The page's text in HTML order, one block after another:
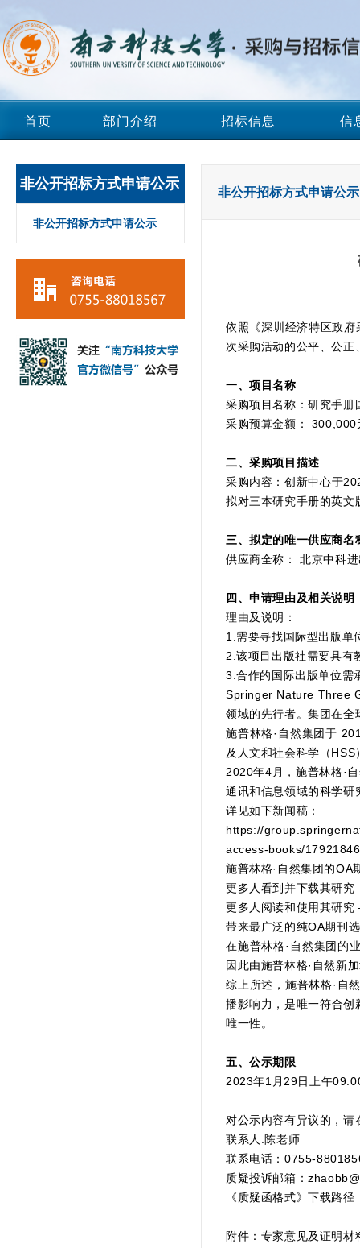
首页 部门介绍 招标信息 信
非公开招标方式申请公示
非公开招标方式申请公示
非公开招标方式申请公示
依照《深圳经济特区政
次采购活动的公平、公
一、项目名称
采购项目名称：研究手册
采购预算金额： 300,000
二、采购项目描述
采购内容：创新中心于
拟对三本研究手册的英文
三、拟定的唯一供应商名
供应商全称： 北京中科
四、申请理由及相关说明
理由及说明：
1.需要寻找国际型出版单
2.该项目出版社需要具有
3.合作的国际出版单位需
Springer Nature Three
领域的先行者。集团在
施普林格·自然集团于
及人文和社会科学（
2020年4月，施普林格·
通讯和信息领域的科学研
详见如下新闻稿：
https://
access-books/17921846
施普林格·自然集团的
更多人看到并下载其研
更多人阅读和使用其研
带来最广泛的纯OA期刊
在施普林格·自然集团的
因此由施普林格·自然新
综上所述，施普林格·自
播影响力，是唯一符合创
唯一性。
五、公示期限
2023年1月29日上午
对公示内容有异议的，
联系人:陈老师
联系电话：0755-
质疑投诉邮箱：
《质疑函格式》下载路
附件：专家意见及证明